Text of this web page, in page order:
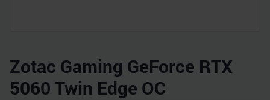
Zotac Gaming GeForce RTX
5060 Twin Edge OC